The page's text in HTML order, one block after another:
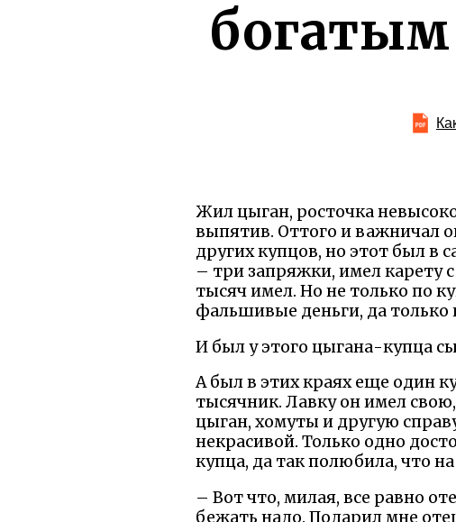
Жил цыган, росточка
выпятив. Оттого и важничал
других купцов, но этот был
– три запряжки, имел карету
тысяч имел. Но не только по
фальшивые деньги, да
И был у этого цыгана-купца
А был в этих краях еще один
тысячник. Лавку он имел
цыган, хомуты и другую
некрасивой. Только одно
купца, да так полюбила, что на
– Вот что, милая, все равно
бежать надо. Подарил мне